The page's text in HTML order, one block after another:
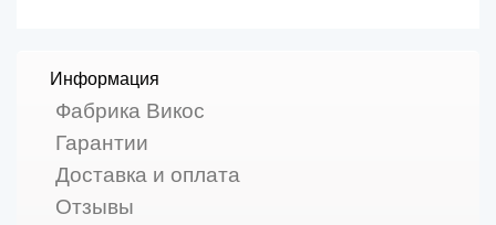
Информация
Фабрика Викос
Гарантии
Доставка и оплата
Отзывы